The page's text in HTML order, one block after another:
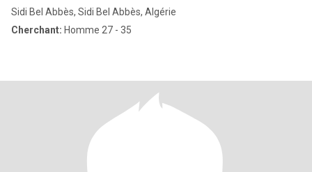
Sidi Bel Abbès, Sidi Bel Abbès, Algérie
Cherchant: Homme 27 - 35